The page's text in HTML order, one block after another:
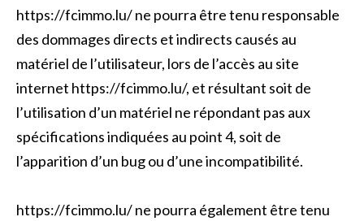
https://fcimmo.lu/ ne pourra être tenu responsable
des dommages directs et indirects causés au
matériel de l’utilisateur, lors de l’accès au site
internet https://fcimmo.lu/, et résultant soit de
l’utilisation d’un matériel ne répondant pas aux
spécifications indiquées au point 4, soit de
l’apparition d’un bug ou d’une incompatibilité.
https://fcimmo.lu/ ne pourra également être tenu